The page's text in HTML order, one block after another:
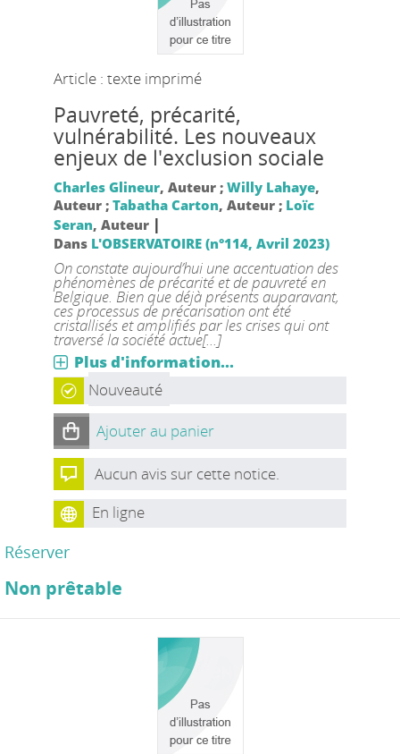
Article : texte imprimé
Pauvreté, précarité,
vulnérabilité. Les nouveaux
enjeux de l'exclusion sociale
Charles Glineur, Auteur ; Willy Lahaye,
Auteur ; Tabatha Carton, Auteur ; Loïc
Seran, Auteur |
Dans L'OBSERVATOIRE (n°114, Avril 2023)
On constate aujourd’hui une accentuation des
phénomènes de précarité et de pauvreté en
Belgique. Bien que déjà présents auparavant,
ces processus de précarisation ont été
cristallisés et amplifiés par les crises qui ont
traversé la société actue[...]
Plus d'information...
Nouveauté
Ajouter au panier
Aucun avis sur cette notice.
En ligne
Réserver
Non prêtable